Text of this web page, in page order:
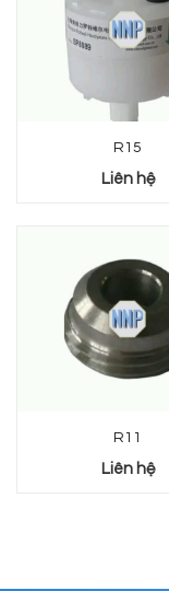
R15
Liên hệ
R11
Liên hệ